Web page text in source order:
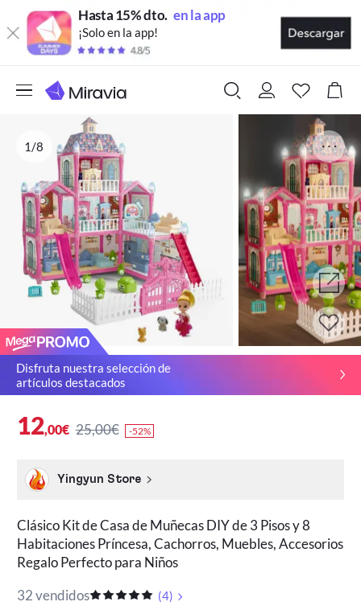
Hasta 15% dto. en la app
¡Solo en la app!
1/8
Disfruta nuestra selección de
artículos destacados
12,00€ 25,00€ -52%
Yingyun Store
Clásico Kit de Casa de Muñecas DIY de 3 Pisos y 8
Habitaciones Príncesa, Cachorros, Muebles, Accesorios
Regalo Perfecto para Niños
32 vendidos
(4)